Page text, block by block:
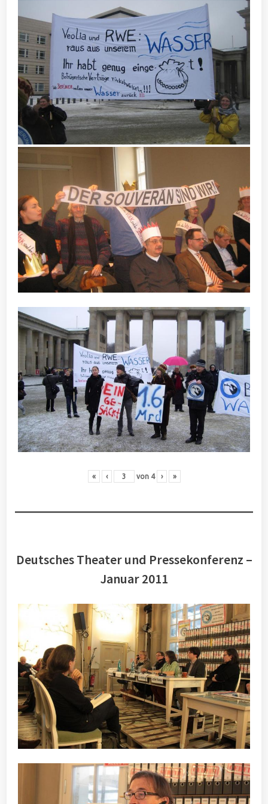
« ‹ von 4 › »
Deutsches Theater und Pressekonferenz –
Januar 2011